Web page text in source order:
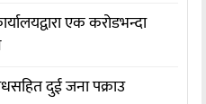
एक करोडभन्दा
दुई जना पक्राउ